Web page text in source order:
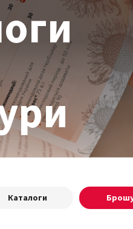
Каталоги